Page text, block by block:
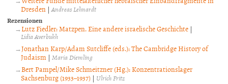
Dresden |Andreas Lehnardt
Rezensionen
Lutz Fiedler: Matzpen. Eine andere israelische Geschichte |
Lidia Averbukh
Jonathan Karp/Adam Sutcliffe (eds.): The Cambridge History of
Judaism | Maria Diemling
Bert Pampel/Mike Schmeitzner (Hg.): Konzentrationslager
Sachsenburg (1933–1937) | Ulrich Fritz